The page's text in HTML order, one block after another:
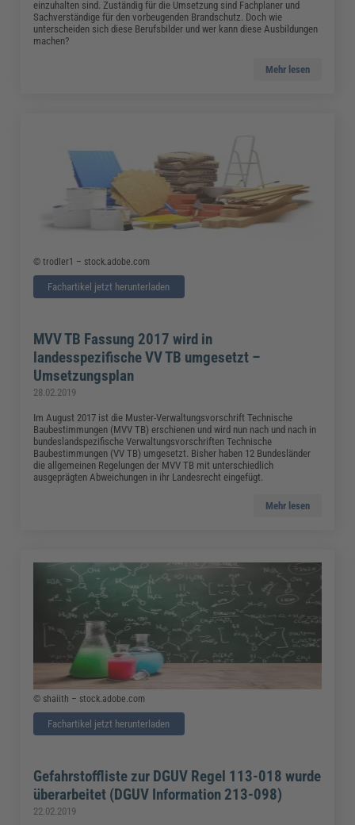
einzuhalten sind. Zuständig für die Umsetzung sind Fachplaner und
Sachverständige für den vorbeugenden Brandschutz. Doch wie
unterscheiden sich diese Berufsbilder und wer kann diese Ausbildungen
machen?
Mehr lesen
© trodler1 – stock.adobe.com
Fachartikel jetzt herunterladen
MVV TB Fassung 2017 wird in
landesspezifische VV TB umgesetzt –
Umsetzungsplan
28.02.2019
Im August 2017 ist die Muster-Verwaltungsvorschrift Technische
Baubestimmungen (MVV TB) erschienen und wird nun nach und nach in
bundeslandspezifische Verwaltungsvorschriften Technische
Baubestimmungen (VV TB) umgesetzt. Bisher haben 12 Bundesländer
die allgemeinen Regelungen der MVV TB mit unterschiedlich
ausgeprägten Abweichungen in ihr Landesrecht eingefügt.
Mehr lesen
© shaiith – stock.adobe.com
Fachartikel jetzt herunterladen
Gefahrstoffliste zur DGUV Regel 113-018 wurde
überarbeitet (DGUV Information 213-098)
22.02.2019